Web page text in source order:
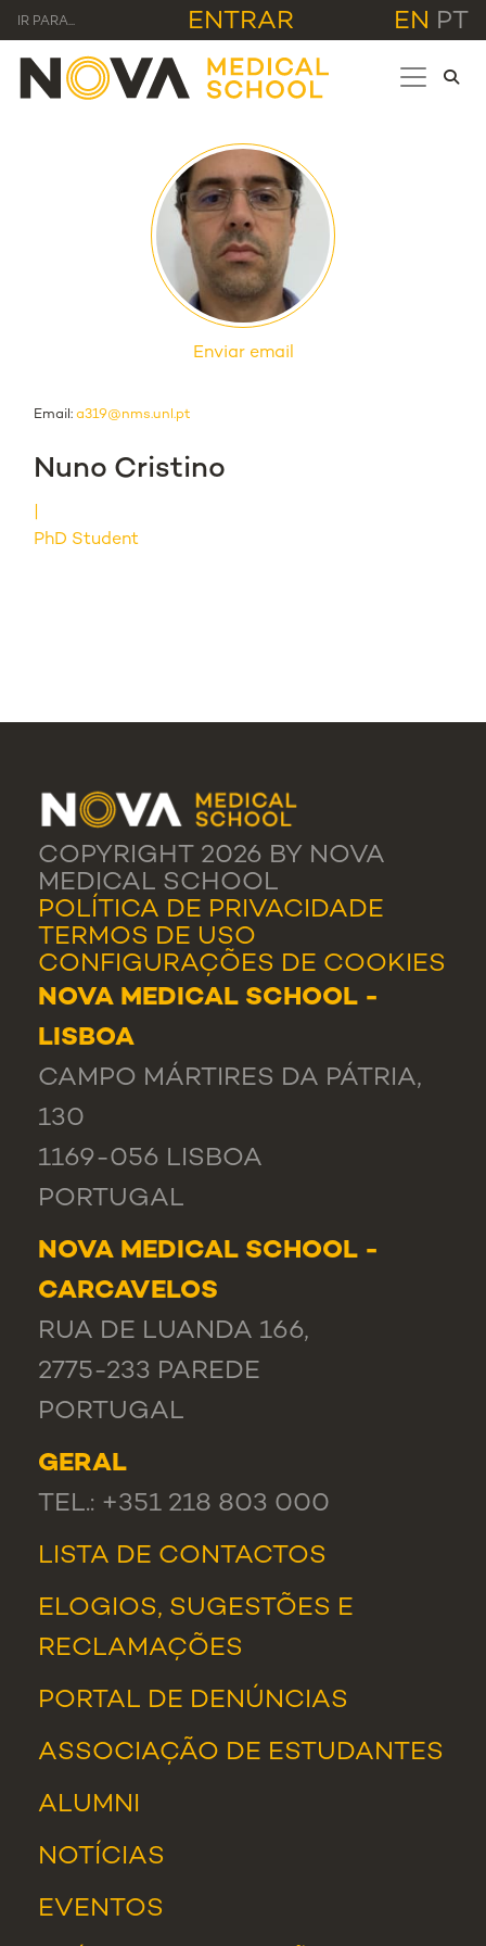
IR PARA... ENTRAR EN PT
Enviar email
Email: a319@nms.unl.pt
Nuno Cristino
PhD Student
COPYRIGHT 2026 BY NOVA
MEDICAL SCHOOL
POLÍTICA DE PRIVACIDADE
TERMOS DE USO
CONFIGURAÇÕES DE COOKIES
NOVA MEDICAL SCHOOL -
LISBOA
CAMPO MÁRTIRES DA PÁTRIA,
130
1169-056 LISBOA
PORTUGAL
NOVA MEDICAL SCHOOL -
CARCAVELOS
RUA DE LUANDA 166,
2775-233 PAREDE
PORTUGAL
GERAL
TEL.: +351 218 803 000
LISTA DE CONTACTOS
ELOGIOS, SUGESTÕES E
RECLAMAÇÕES
PORTAL DE DENÚNCIAS
ASSOCIAÇÃO DE ESTUDANTES
ALUMNI
NOTÍCIAS
EVENTOS